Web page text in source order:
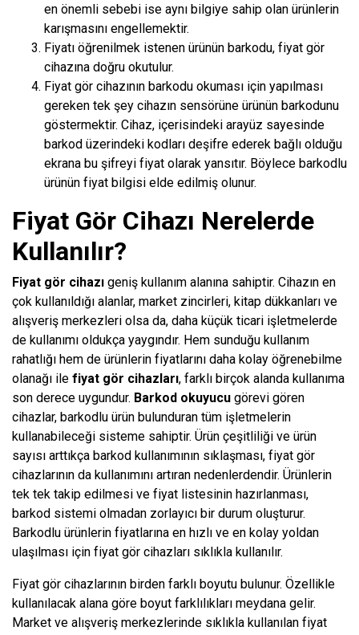
en önemli sebebi ise aynı bilgiye sahip olan ürünlerin
karışmasını engellemektir.
Fiyatı öğrenilmek istenen ürünün barkodu, fiyat gör
cihazına doğru okutulur.
Fiyat gör cihazının barkodu okuması için yapılması
gereken tek şey cihazın sensörüne ürünün barkodunu
göstermektir. Cihaz, içerisindeki arayüz sayesinde
barkod üzerindeki kodları deşifre ederek bağlı olduğu
ekrana bu şifreyi fiyat olarak yansıtır. Böylece barkodlu
ürünün fiyat bilgisi elde edilmiş olunur.
Fiyat Gör Cihazı Nerelerde
Kullanılır?
Fiyat gör cihazı geniş kullanım alanına sahiptir. Cihazın en
çok kullanıldığı alanlar, market zincirleri, kitap dükkanları ve
alışveriş merkezleri olsa da, daha küçük ticari işletmelerde
de kullanımı oldukça yaygındır. Hem sunduğu kullanım
rahatlığı hem de ürünlerin fiyatlarını daha kolay öğrenebilme
olanağı ile fiyat gör cihazları, farklı birçok alanda kullanıma
son derece uygundur. Barkod okuyucu görevi gören
cihazlar, barkodlu ürün bulunduran tüm işletmelerin
kullanabileceği sisteme sahiptir. Ürün çeşitliliği ve ürün
sayısı arttıkça barkod kullanımının sıklaşması, fiyat gör
cihazlarının da kullanımını artıran nedenlerdendir. Ürünlerin
tek tek takip edilmesi ve fiyat listesinin hazırlanması,
barkod sistemi olmadan zorlayıcı bir durum oluşturur.
Barkodlu ürünlerin fiyatlarına en hızlı ve en kolay yoldan
ulaşılması için fiyat gör cihazları sıklıkla kullanılır.
Fiyat gör cihazlarının birden farklı boyutu bulunur. Özellikle
kullanılacak alana göre boyut farklılıkları meydana gelir.
Market ve alışveriş merkezlerinde sıklıkla kullanılan fiyat